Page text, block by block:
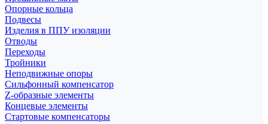
Опорные кольца
Подвесы
Изделия в ППУ изоляции
Отводы
Переходы
Тройники
Неподвижные опоры
Cильфонный компенсатор
Z-образные элементы
Концевые элементы
Стартовые компенсаторы